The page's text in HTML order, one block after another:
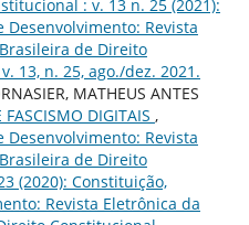
: v. 13 n. 25 (2021):
Desenvolvimento: Revista
de Direito
13, n. 25, ago./dez. 2021.
MATHEUS ANTES
FASCISMO DIGITAIS ,
Desenvolvimento: Revista
de Direito
(2020): Constituição,
Revista Eletrônica da